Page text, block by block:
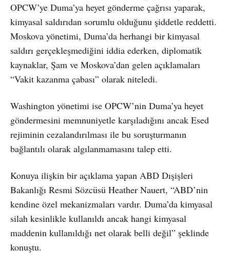
OPCW’ye Duma’ya heyet gönderme çağrısı yaparak,
kimyasal saldırıdan sorumlu olduğunu şiddetle reddetti.
Moskova yönetimi, Duma’da herhangi bir kimyasal
saldırı gerçekleşmediğini iddia ederken, diplomatik
kaynaklar, Şam ve Moskova’dan gelen açıklamaları
“Vakit kazanma çabası” olarak niteledi.
Washington yönetimi ise OPCW’nin Duma’ya heyet
göndermesini memnuniyetle karşıladığını ancak Esed
rejiminin cezalandırılması ile bu soruşturmanın
bağlantılı olarak algılanmamasını talep etti.
Konuya ilişkin bir açıklama yapan ABD Dışişleri
Bakanlığı Resmi Sözcüsü Heather Nauert, “ABD’nin
kendine özel mekanizmaları vardır. Duma’da kimyasal
silah kesinlikle kullanıldı ancak hangi kimyasal
maddenin kullanıldığı net olarak belli değil” şeklinde
konuştu.